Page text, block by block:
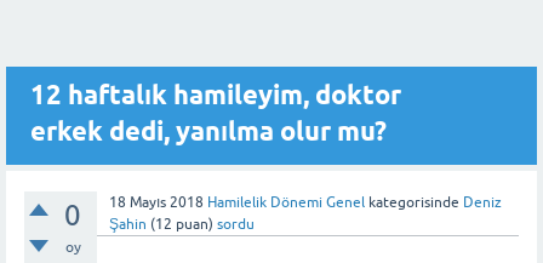
12 haftalık hamileyim, doktor
erkek dedi, yanılma olur mu?
0
oy
18 Mayıs 2018 Hamilelik Dönemi Genel kategorisinde Deniz
Şahin (12 puan) sordu